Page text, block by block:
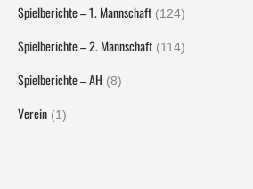
Spielberichte – 1. Mannschaft (124)
Spielberichte – 2. Mannschaft (114)
Spielberichte – AH (8)
Verein (1)